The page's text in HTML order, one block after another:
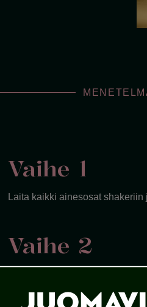
Vaihe 1
Laita kaikki ainesosat shakeriin
Vaihe 2